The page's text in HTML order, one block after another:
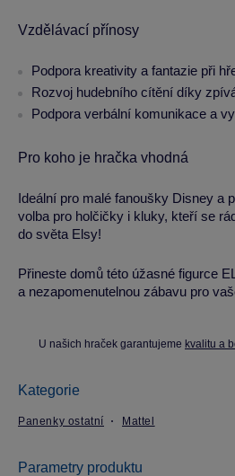
Vzdělávací přínosy
Podpora kreativity a fantazie při
Rozvoj hudebního cítění díky
Podpora verbální komunikace a
Pro koho je hračka vhodná
Ideální pro malé fanoušky Disney a
volba pro holčičky i kluky, kteří se
do světa Elsy!
Přineste domů této úžasné figurce
a nezapomenutelnou zábavu pro
U našich hraček garantujeme kvalitu a
Kategorie
Panenky ostatní Mattel
Parametry produktu